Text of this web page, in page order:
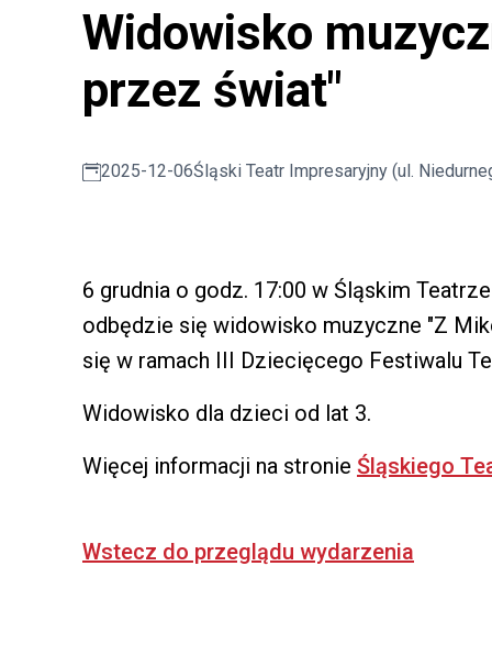
Widowisko
przez świat"
2025-12-06Śląski Teatr Impresaryjny (ul.
6 grudnia o godz. 17:00 w Śląskim
odbędzie się widowisko muzyczne "Z
się w ramach III Dziecięcego Festiwalu
Widowisko dla dzieci od lat 3.
Więcej informacji na stronie Śląskiego
Wstecz do przeglądu wydarzenia